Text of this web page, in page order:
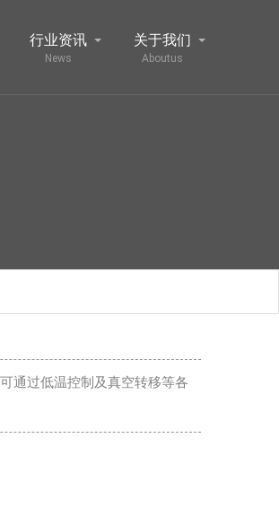
行业资讯
News
关于我们
Aboutus
通过低温控制及真空转移等各